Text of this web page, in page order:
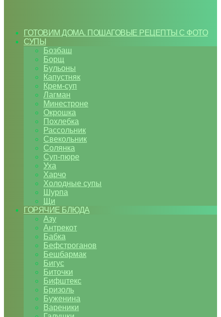
ГОТОВИМ ДОМА. ПОШАГОВЫЕ РЕЦЕПТЫ С ФОТО
СУПЫ
Бозбаш
Борщ
Бульоны
Капустняк
Крем-суп
Лагман
Минестроне
Окрошка
Похлебка
Рассольник
Свекольник
Солянка
Суп-пюре
Уха
Харчо
Холодные супы
Шурпа
Щи
ГОРЯЧИЕ БЛЮДА
Азу
Антрекот
Бабка
Бефстроганов
Бешбармак
Бигус
Биточки
Бифштекс
Бризоль
Буженина
Вареники